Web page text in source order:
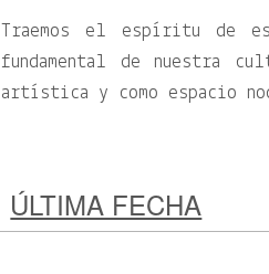
Traemos el espíritu de
fundamental de nuestra
artística y como espacio
ÚLTIMA FECHA